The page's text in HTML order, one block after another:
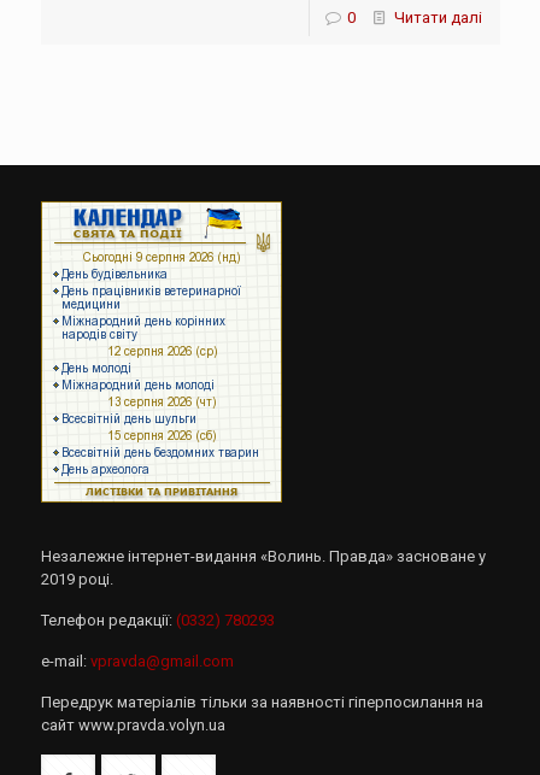
0 Читати далі
Незалежне інтернет-видання «Волинь. Правда» засноване у
2019 році.
Телефон редакції: (0332) 780293
e-mail: vpravda@gmail.com
Передрук матеріалів тільки за наявності гіперпосилання на
сайт www.pravda.volyn.ua